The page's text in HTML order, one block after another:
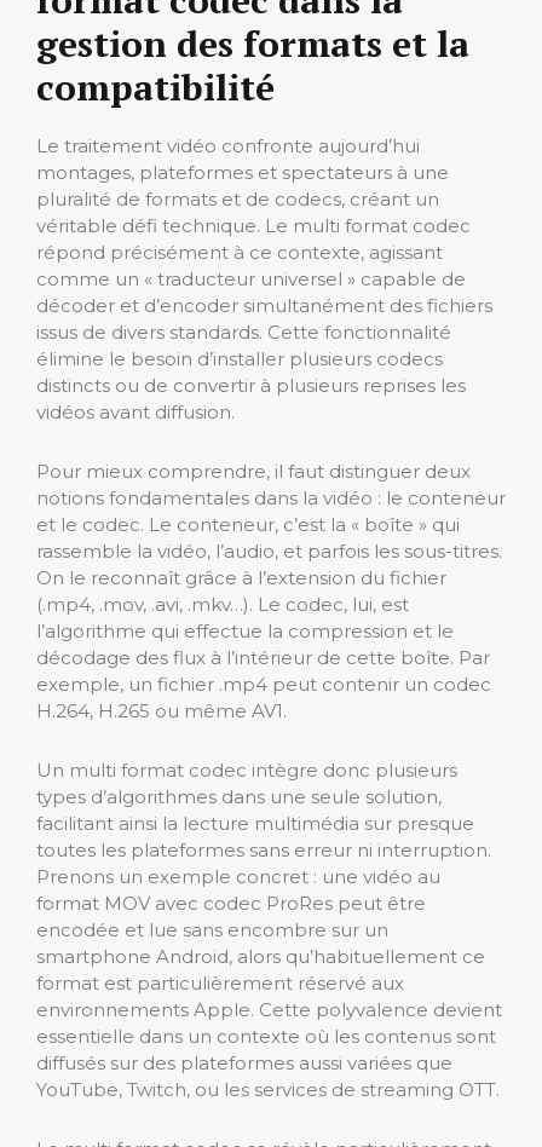
gestion des formats et la
compatibilité
Le traitement vidéo confronte aujourd’hui
montages, plateformes et spectateurs à une
pluralité de formats et de codecs, créant un
véritable défi technique. Le multi format codec
répond précisément à ce contexte, agissant
comme un « traducteur universel » capable de
décoder et d’encoder simultanément des fichiers
issus de divers standards. Cette fonctionnalité
élimine le besoin d’installer plusieurs codecs
distincts ou de convertir à plusieurs reprises les
vidéos avant diffusion.
Pour mieux comprendre, il faut distinguer deux
notions fondamentales dans la vidéo : le conteneur
et le codec. Le conteneur, c’est la « boîte » qui
rassemble la vidéo, l’audio, et parfois les sous-titres.
On le reconnaît grâce à l’extension du fichier
(.mp4, .mov, .avi, .mkv…). Le codec, lui, est
l’algorithme qui effectue la compression et le
décodage des flux à l’intérieur de cette boîte. Par
exemple, un fichier .mp4 peut contenir un codec
H.264, H.265 ou même AV1.
Un multi format codec intègre donc plusieurs
types d’algorithmes dans une seule solution,
facilitant ainsi la lecture multimédia sur presque
toutes les plateformes sans erreur ni interruption.
Prenons un exemple concret : une vidéo au
format MOV avec codec ProRes peut être
encodée et lue sans encombre sur un
smartphone Android, alors qu’habituellement ce
format est particulièrement réservé aux
environnements Apple. Cette polyvalence devient
essentielle dans un contexte où les contenus sont
diffusés sur des plateformes aussi variées que
YouTube, Twitch, ou les services de streaming OTT.